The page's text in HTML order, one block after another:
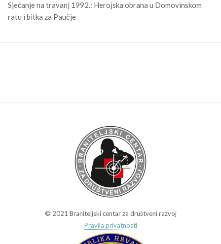
Sjećanje na travanj 1992.: Herojska obrana u Domovinskom
ratu i bitka za Paučje
© 2021 Braniteljski centar za društveni razvoj
Pravila privatnosti